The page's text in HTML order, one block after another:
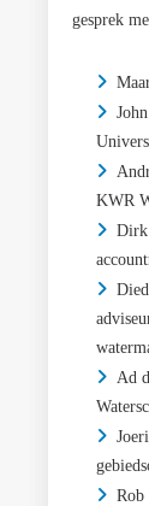
gesprek
KWR
Dirk
Ad
Rob